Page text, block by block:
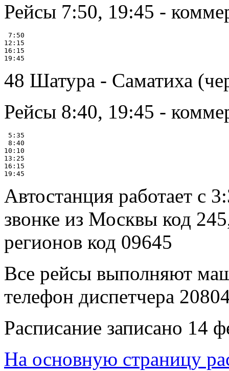
Рейсы 7:50, 19:45 -
7:50
12:15
16:15
48 Шатура - Саматиха
Рейсы 8:40, 19:45 -
5:35
8:40
10:10
13:25
16:15
Автостанция работает с
звонке из Москвы код
регионов код 09645
Все рейсы выполняют
телефон диспетчера
Расписание записано 14
На основную страницу